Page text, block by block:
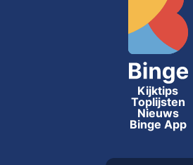
Kijktips
Toplijsten
Nieuws
Binge App